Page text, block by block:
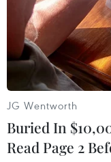
#Biển Đông
#Tổng thống
#Tập Cận Bình
Trung Quốc
JG Wentworth
Buried In
Read Page 2